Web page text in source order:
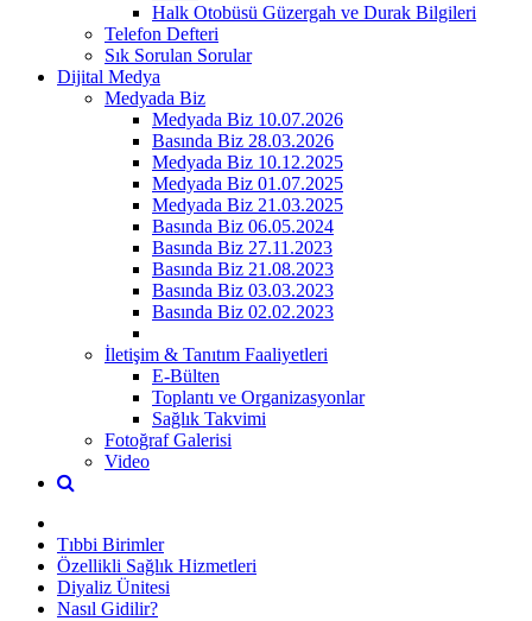
Halk Otobüsü Güzergah ve Durak Bilgileri
Telefon Defteri
Sık Sorulan Sorular
Dijital Medya
Medyada Biz
Medyada Biz 10.07.2026
Basında Biz 28.03.2026
Medyada Biz 10.12.2025
Medyada Biz 01.07.2025
Medyada Biz 21.03.2025
Basında Biz 06.05.2024
Basında Biz 27.11.2023
Basında Biz 21.08.2023
Basında Biz 03.03.2023
Basında Biz 02.02.2023
İletişim & Tanıtım Faaliyetleri
E-Bülten
Toplantı ve Organizasyonlar
Sağlık Takvimi
Fotoğraf Galerisi
Video
Tıbbi Birimler
Özellikli Sağlık Hizmetleri
Diyaliz Ünitesi
Nasıl Gidilir?